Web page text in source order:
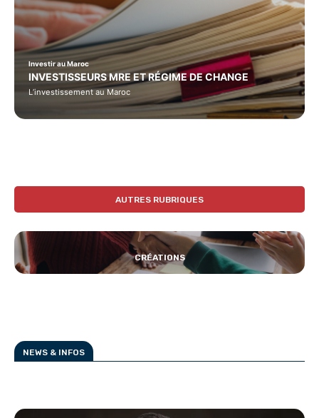
Investir au Maroc
INVESTISSEURS MRE ET RÉGIME DE CHANGE
L’investissement au Maroc
AUTRES RUBRIQUES
CRÉATIONS
NEWS & INFOS